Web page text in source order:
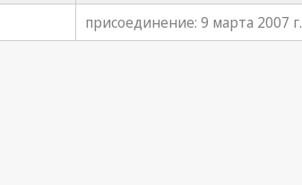
присоединение: 9 марта 2007 г.